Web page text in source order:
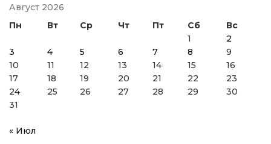
Август 2026
Пн
Вт Ср Чт Пт Сб
Вс
1
2
3
4 5 6 7 8
9
10
11 12 13 14 15
16
17
18 19 20 21 22
23
24
25 26 27 28 29
30
31
« Июл